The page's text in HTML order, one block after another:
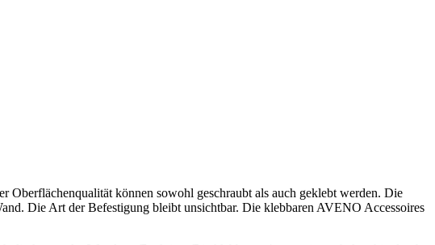
können sowohl geschraubt als auch geklebt werden. Die
Die Art der Befestigung bleibt unsichtbar. Die klebbaren AVENO Accessoires